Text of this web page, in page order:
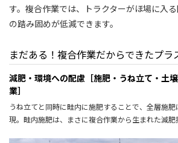
す。複合作業では、トラクターがほ場に入
の踏み固めが低減できます。
まだある！複合作業だからできたプラ
減肥・環境への配慮［施肥・うね立て・土
業］
うね立てと同時に畦内に施肥することで、全層施
現。畦内施肥は、まさに複合作業から生まれた減肥